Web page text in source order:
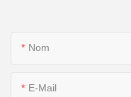
Nom
E-Mail